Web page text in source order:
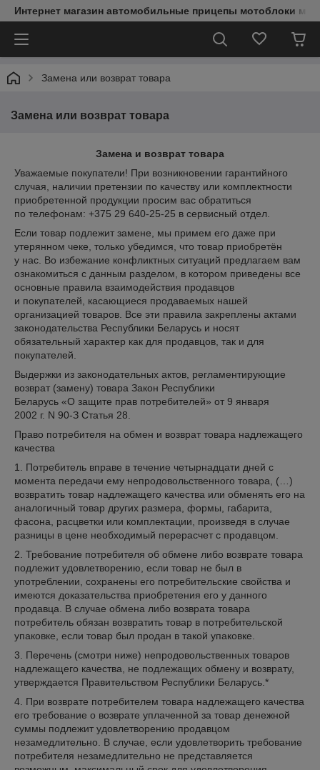
Интернет магазин автомобильные прицепы мотоблоки
Замена или возврат товара
Замена или возврат товара
Замена и возврат товара
Уважаемые покупатели! При возникновении гарантийного
случая, наличии претензии по качеству или комплектности
приобретенной продукции просим вас обратиться
по телефонам: +375 29 640-25-25 в сервисный отдел.
Если товар подлежит замене, мы примем его даже при
утерянном чеке, только убедимся, что товар приобретён
у нас. Во избежание конфликтных ситуаций предлагаем вам
ознакомиться с данным разделом, в котором приведены все
основные правила взаимодействия продавцов
и покупателей, касающиеся продаваемых нашей
организацией товаров. Все эти правила закреплены актами
законодательства Республики Беларусь и носят
обязательный характер как для продавцов, так и для
покупателей.
Выдержки из законодательных актов, регламентирующие
возврат (замену) товара Закон Республики
Беларусь «О защите прав потребителей» от 9 января
2002 г. N 90-З Статья 28.
Право потребителя на обмен и возврат товара надлежащего
качества
1. Потребитель вправе в течение четырнадцати дней с
момента передачи ему непродовольственного товара, (…)
возвратить товар надлежащего качества или обменять его на
аналогичный товар других размера, формы, габарита,
фасона, расцветки или комплектации, произведя в случае
разницы в цене необходимый перерасчет с продавцом.
2. Требование потребителя об обмене либо возврате товара
подлежит удовлетворению, если товар не был в
употреблении, сохранены его потребительские свойства и
имеются доказательства приобретения его у данного
продавца. В случае обмена либо возврата товара
потребитель обязан возвратить товар в потребительской
упаковке, если товар был продан в такой упаковке.
3. Перечень (смотри ниже) непродовольственных товаров
надлежащего качества, не подлежащих обмену и возврату,
утверждается Правительством Республики Беларусь.*
4. При возврате потребителем товара надлежащего качества
его требование о возврате уплаченной за товар денежной
суммы подлежит удовлетворению продавцом
незамедлительно. В случае, если удовлетворить требование
потребителя незамедлительно не представляется